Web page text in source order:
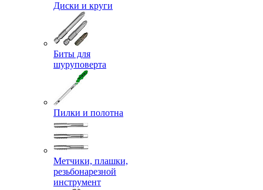
Диски и круги
Биты для
шуруповерта
Пилки и полотна
Метчики, плашки,
резьбонарезной
инструмент